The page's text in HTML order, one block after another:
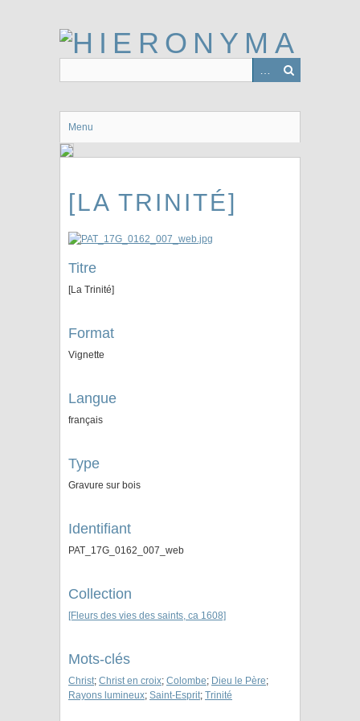
Menu
[LA TRINITÉ]
Titre
[La Trinité]
Format
Vignette
Langue
français
Type
Gravure sur bois
Identifiant
PAT_17G_0162_007_web
Collection
[Fleurs des vies des saints, ca 1608]
Mots-clés
Christ; Christ en croix; Colombe; Dieu le Père;
Rayons lumineux; Saint-Esprit; Trinité